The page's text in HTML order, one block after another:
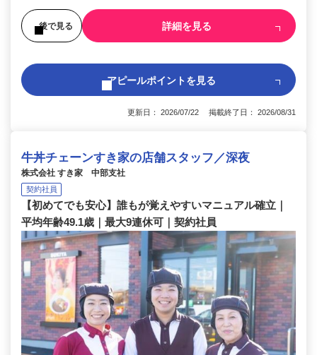
後で見る 詳細を見る
アピールポイントを見る
更新日： 2026/07/22 掲載終了日： 2026/08/31
牛丼チェーンすき家の店舗スタッフ／深夜
株式会社 すき家 中部支社
契約社員
【初めてでも安心】誰もが覚えやすいマニュアル確立｜
平均年齢49.1歳｜最大9連休可｜契約社員